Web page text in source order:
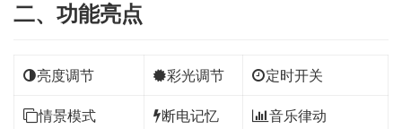
二、功能亮点
亮度调节 彩光调节 定时开关
情景模式 断电记忆 音乐律动